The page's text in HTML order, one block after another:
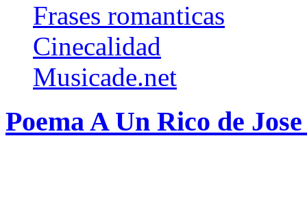
Frases romanticas
Cinecalidad
Musicade.net
Poema A Un Rico de